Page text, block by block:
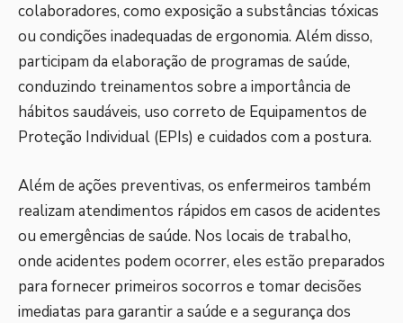
colaboradores, como exposição a substâncias tóxicas
ou condições inadequadas de ergonomia. Além disso,
participam da elaboração de programas de saúde,
conduzindo treinamentos sobre a importância de
hábitos saudáveis, uso correto de Equipamentos de
Proteção Individual (EPIs) e cuidados com a postura.
Além de ações preventivas, os enfermeiros também
realizam atendimentos rápidos em casos de acidentes
ou emergências de saúde. Nos locais de trabalho,
onde acidentes podem ocorrer, eles estão preparados
para fornecer primeiros socorros e tomar decisões
imediatas para garantir a saúde e a segurança dos